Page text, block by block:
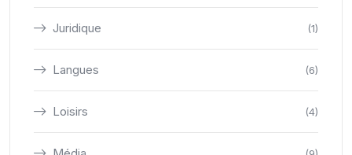
Juridique (1)
Langues (6)
Loisirs (4)